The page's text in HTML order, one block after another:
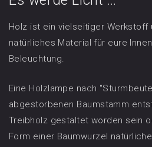
Holz ist ein vielseitiger Werkstoff
natürliches Material für eure
Beleuchtung.
Eine Holzlampe nach
abgestorbenen Baumstamm
Treibholz gestaltet worden sein
Form einer Baumwurzel